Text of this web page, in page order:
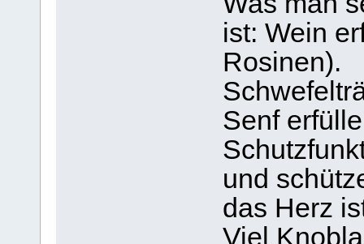
ist: Wein
Rosinen).
Senf
und
das Herz
Viel